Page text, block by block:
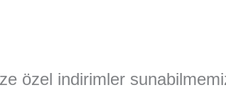
özel indirimler